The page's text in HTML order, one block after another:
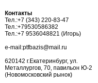
Контакты
Тел.:+7 (343) 220-83-47
Тел.:+79530586382
Тел.:+7 9536048821 (Игорь)
e-mail:ptfbazis@mail.ru
620142 г.Екатеринбург, ул.
Металлургов, 70, павильон Ю-2
(Новомосковский рынок)